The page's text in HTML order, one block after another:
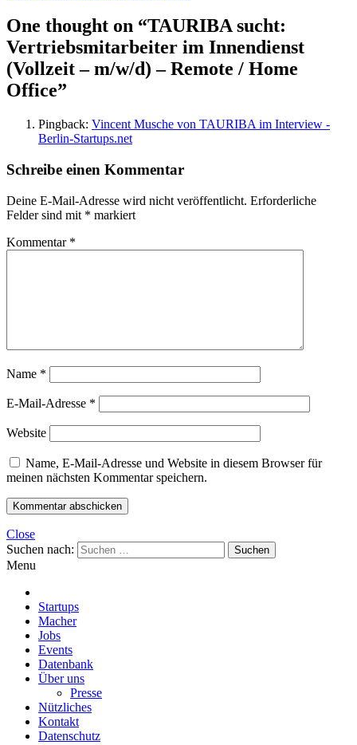
One thought on “TAURIBA sucht:
Vertriebsmitarbeiter im Innendienst
(Vollzeit – m/w/d) – Remote / Home
Office”
Pingback: Vincent Musche von TAURIBA im Interview -
Berlin-Startups.net
Schreibe einen Kommentar
Deine E-Mail-Adresse wird nicht veröffentlicht. Erforderliche
Felder sind mit * markiert
Kommentar *
Name *
E-Mail-Adresse *
Website
Name, E-Mail-Adresse und Website in diesem Browser für
meinen nächsten Kommentar speichern.
Close
Suchen nach:
Menu
Startups
Macher
Jobs
Events
Datenbank
Über uns
Presse
Nützliches
Kontakt
Datenschutz